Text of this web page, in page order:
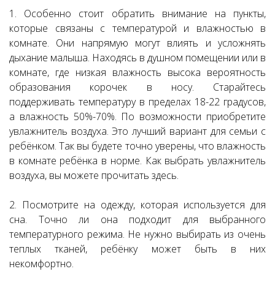
1. Особенно стоит обратить внимание на пункты,
которые связаны с температурой и влажностью в
комнате. Они напрямую могут влиять и усложнять
дыхание малыша. Находясь в душном помещении или в
комнате, где низкая влажность высока вероятность
образования корочек в носу. Старайтесь
поддерживать температуру в пределах 18-22 градусов,
а влажность 50%-70%. По возможности приобретите
увлажнитель воздуха. Это лучший вариант для семьи с
ребёнком. Так вы будете точно уверены, что влажность
в комнате ребёнка в норме. Как выбрать увлажнитель
воздуха, вы можете прочитать здесь.
2. Посмотрите на одежду, которая используется для
сна. Точно ли она подходит для выбранного
температурного режима. Не нужно выбирать из очень
теплых тканей, ребёнку может быть в них
некомфортно.